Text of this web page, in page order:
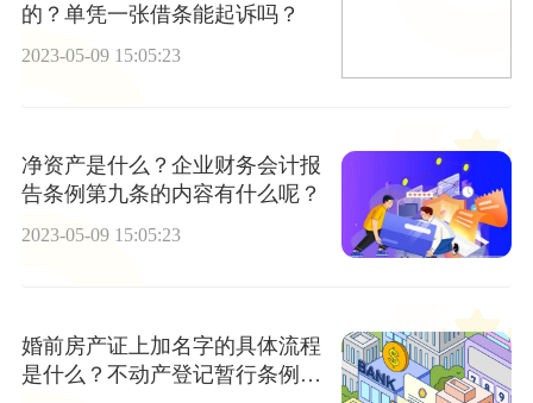
的？单凭一张借条能起诉吗？
2023-05-09 15:05:23
净资产是什么？企业财务会计报
告条例第九条的内容有什么呢？
2023-05-09 15:05:23
婚前房产证上加名字的具体流程
是什么？不动产登记暂行条例第